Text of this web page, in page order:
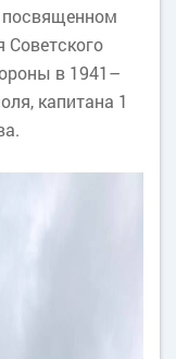
посвященном
Советского
в 1941–
капитана 1